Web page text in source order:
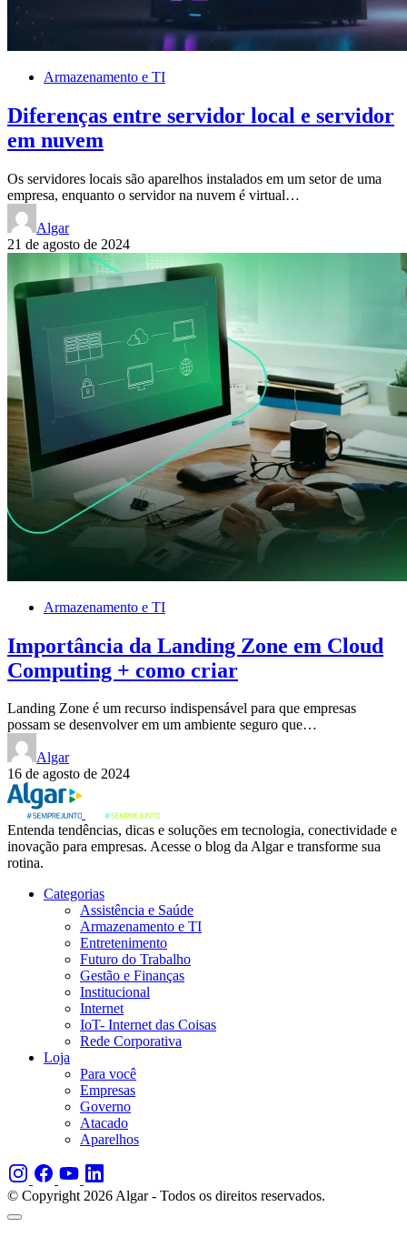
Armazenamento e TI
Diferenças entre servidor local e servidor
em nuvem
Os servidores locais são aparelhos instalados em um setor de uma
empresa, enquanto o servidor na nuvem é virtual…
Algar
21 de agosto de 2024
Armazenamento e TI
Importância da Landing Zone em Cloud
Computing + como criar
Landing Zone é um recurso indispensável para que empresas
possam se desenvolver em um ambiente seguro que…
Algar
16 de agosto de 2024
Entenda tendências, dicas e soluções em tecnologia, conectividade e
inovação para empresas. Acesse o blog da Algar e transforme sua
rotina.
Categorias
Assistência e Saúde
Armazenamento e TI
Entretenimento
Futuro do Trabalho
Gestão e Finanças
Institucional
Internet
IoT- Internet das Coisas
Rede Corporativa
Loja
Para você
Empresas
Governo
Atacado
Aparelhos
© Copyright 2026 Algar - Todos os direitos reservados.